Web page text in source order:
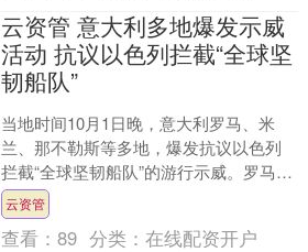
云资管 意大利多地爆发示威
活动 抗议以色列拦截“全球坚
韧船队”
当地时间10月1日晚，意大利罗马、米
兰、那不勒斯等多地，爆发抗议以色列
拦截“全球坚韧船队”的游行示威。罗马上
千名示威者高喊支持巴勒斯坦、反对以
色列政府的口号，从....
云资管
查看：89 分类：在线配资开户